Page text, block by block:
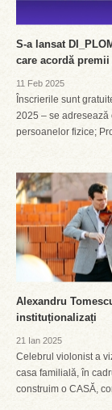
S-a lansat
care acordă
11 Feb 2025
Înscrierile sunt
2025 – se adresează
persoanelor fizice;
Alexandru
instituționalizați
21 Ian 2025
Celebrul violonist a
casa familială, în
construim o CASĂ,